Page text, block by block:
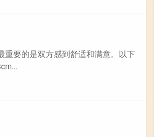
重要的是双方感到舒适和满意。以下